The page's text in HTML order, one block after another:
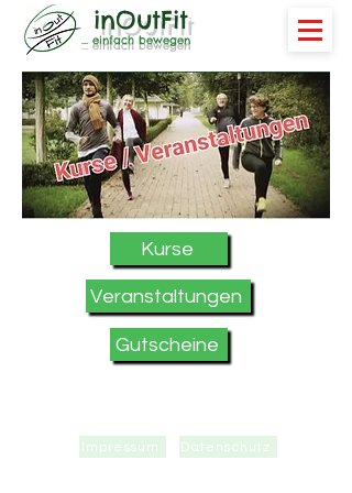
... einfach bewegen
inOutFit
Kurse
Veranstaltungen
Gutscheine
Impressum Datenschutz